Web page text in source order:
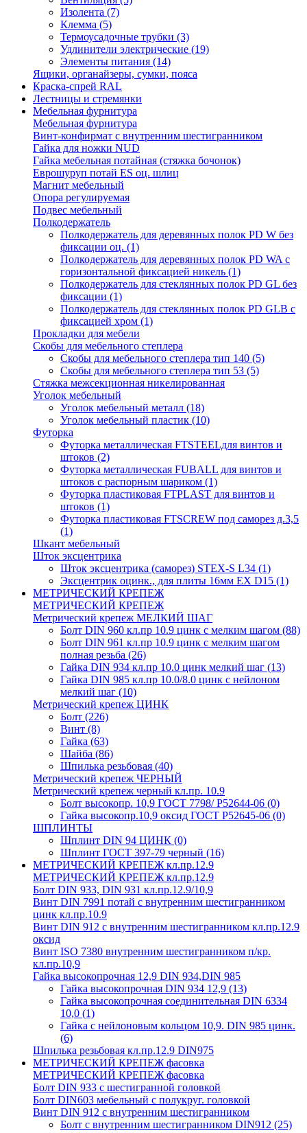
Изолента (7)
Клемма (5)
Термоусадочные трубки (3)
Удлинители электрические (19)
Элементы питания (14)
Ящики, органайзеры, сумки, пояса
Краска-спрей RAL
Лестницы и стремянки
Мебельная фурнитура
Мебельная фурнитура
Винт-конфирмат с внутренним шестигранником
Гайка для ножки NUD
Гайка мебельная потайная (стяжка бочонок)
Еврошуруп потай ES оц. шлиц
Магнит мебельный
Опора регулируемая
Подвес мебельный
Полкодержатель
Полкодержатель для деревянных полок PD W без
фиксации оц. (1)
Полкодержатель для деревянных полок PD WA с
горизонтальной фиксацией никель (1)
Полкодержатель для стеклянных полок PD GL без
фиксации (1)
Полкодержатель для стеклянных полок PD GLВ с
фиксацией хром (1)
Прокладки для мебели
Скобы для мебельного степлера
Скобы для мебельного степлера тип 140 (5)
Скобы для мебельного степлера тип 53 (5)
Стяжка межсекционная никелированная
Уголок мебельный
Уголок мебельный металл (18)
Уголок мебельный пластик (10)
Футорка
Футорка металлическая FTSTEELдля винтов и
штоков (2)
Футорка металлическая FUBALL для винтов и
штоков с распорным шариком (1)
Футорка пластиковая FTPLAST для винтов и
штоков (1)
Футорка пластиковая FTSCREW под саморез д.3,5
(1)
Шкант мебельный
Шток эксцентрика
Шток эксцентрика (саморез) STEX-S L34 (1)
Эксцентрик оцинк., для плиты 16мм EX D15 (1)
МЕТРИЧЕСКИЙ КРЕПЕЖ
МЕТРИЧЕСКИЙ КРЕПЕЖ
Метрический крепеж МЕЛКИЙ ШАГ
Болт DIN 960 кл.пр 10.9 цинк с мелким шагом (88)
Болт DIN 961 кл.пр 10.9 цинк с мелким шагом
полная резьба (26)
Гайка DIN 934 кл.пр 10.0 цинк мелкий шаг (13)
Гайка DIN 985 кл.пр 10.0/8.0 цинк с нейлоном
мелкий шаг (10)
Метрический крепеж ЦИНК
Болт (226)
Винт (8)
Гайка (63)
Шайба (86)
Шпилька резьбовая (40)
Метрический крепеж ЧЕРНЫЙ
Метрический крепеж черный кл.пр. 10.9
Болт высокопр. 10,9 ГОСТ 7798/ Р52644-06 (0)
Гайка высокопр.10,9 оксид ГОСТ Р52645-06 (0)
ШПЛИНТЫ
Шплинт DIN 94 ЦИНК (0)
Шплинт ГОСТ 397-79 черный (16)
МЕТРИЧЕСКИЙ КРЕПЕЖ кл.пр.12.9
МЕТРИЧЕСКИЙ КРЕПЕЖ кл.пр.12.9
Болт DIN 933, DIN 931 кл.пр.12.9/10,9
Винт DIN 7991 потай с внутренним шестигранником
цинк кл.пр.10.9
Винт DIN 912 с внутренним шестигранником кл.пр.12.9
оксид
Винт ISO 7380 внутренним шестигранником п/кр.
кл.пр.10,9
Гайка высокопрочная 12,9 DIN 934,DIN 985
Гайка высокопрочная DIN 934 12,9 (13)
Гайка высокопрочная соединительная DIN 6334
10,0 (1)
Гайка с нейлоновым кольцом 10,9. DIN 985 цинк.
(6)
Шпилька резьбовая кл.пр.12.9 DIN975
МЕТРИЧЕСКИЙ КРЕПЕЖ фасовка
МЕТРИЧЕСКИЙ КРЕПЕЖ фасовка
Болт DIN 933 с шестигранной головкой
Болт DIN603 мебельный с полукруг. головкой
Винт DIN 912 с внутренним шестигранником
Болт с внутренним шестигранником DIN912 (25)